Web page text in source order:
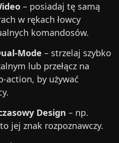
– posiadaj tę samą
w rękach łowcy
komandosów.
Mode – strzelaj szybko
lub przełącz na
action, by używać
Design – np.
jej znak rozpoznawczy.